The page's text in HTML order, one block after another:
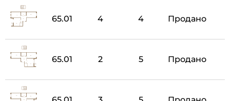
65.01 4 4 Продано
65.01 2 5 Продано